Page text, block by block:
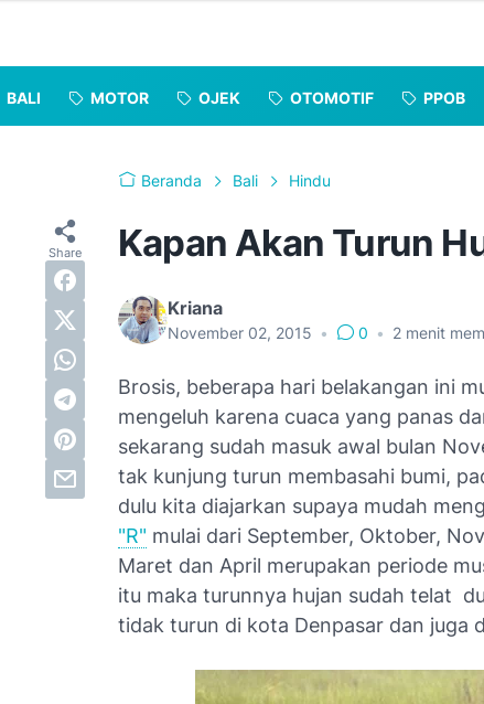
BALI MOTOR OJEK OTOMOTIF PPOB
Beranda Bali Hindu
Kapan Akan Turun
Kriana
November 02, 2015 • 0 • 2 menit
Brosis, beberapa hari belakangan ini
mengeluh karena cuaca yang panas
sekarang sudah masuk awal bulan
tak kunjung turun membasahi bumi,
dulu kita diajarkan supaya mudah
"R" mulai dari September, Oktober,
Maret dan April merupakan periode
itu maka turunnya hujan sudah telat
tidak turun di kota Denpasar dan juga